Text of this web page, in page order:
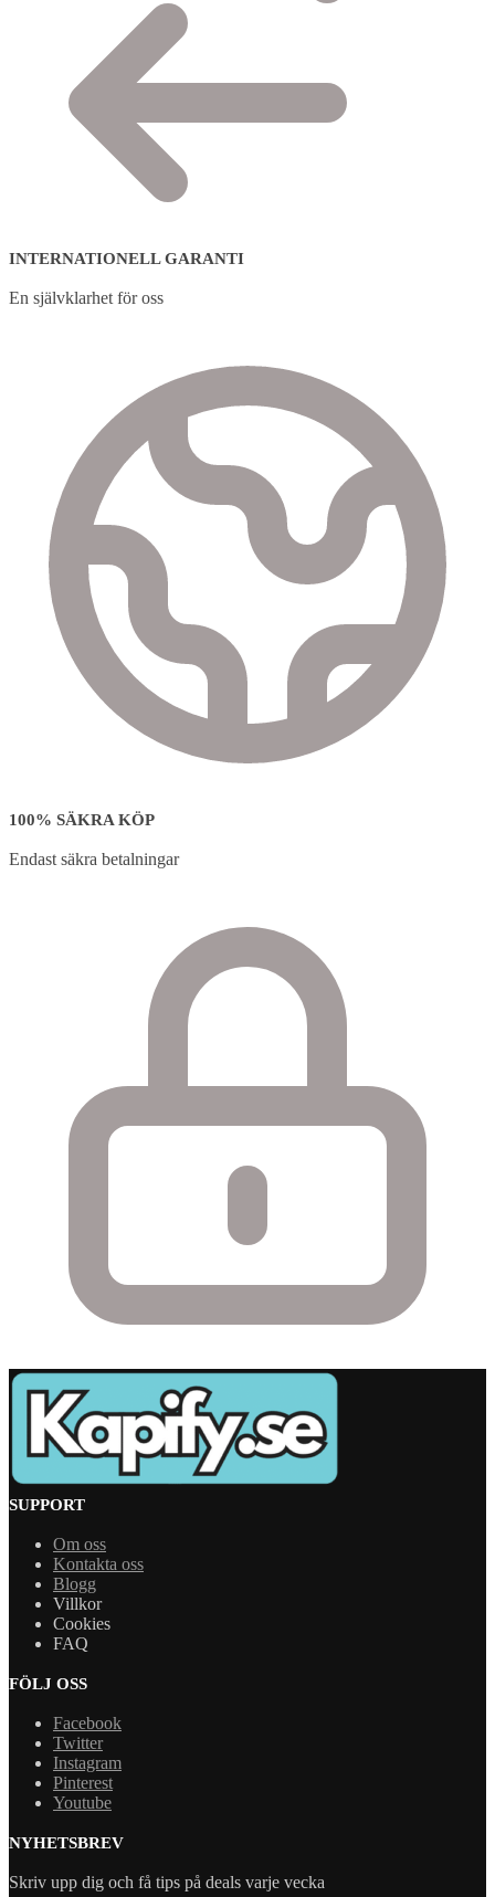
INTERNATIONELL GARANTI
En självklarhet för oss
100% SÄKRA KÖP
Endast säkra betalningar
SUPPORT
Om oss
Kontakta oss
Blogg
Villkor
Cookies
FAQ
FÖLJ OSS
Facebook
Twitter
Instagram
Pinterest
Youtube
NYHETSBREV
Skriv upp dig och få tips på deals varje vecka